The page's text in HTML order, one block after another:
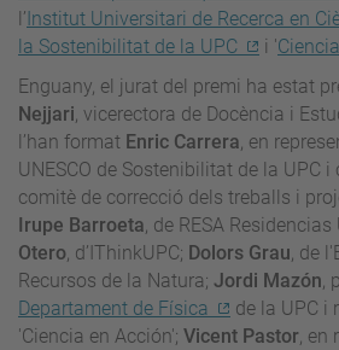
l’Institut Universitari de Recerca en
la Sostenibilitat de la UPC
i '
Enguany, el jurat del premi ha estat
Nejjari, vicerectora de Docència i
l’han format Enric Carrera, en
UNESCO de Sostenibilitat de la UPC
comitè de correcció dels treballs i
Irupe Barroeta, de RESA
Otero, d’IThinkUPC; Dolors Grau, de
Recursos de la Natura; Jordi Mazón,
Departament de Física
de la UPC i
'Ciencia en Acción'; Vicent Pastor, en